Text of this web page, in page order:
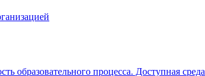
образовательного процесса. Доступная среда